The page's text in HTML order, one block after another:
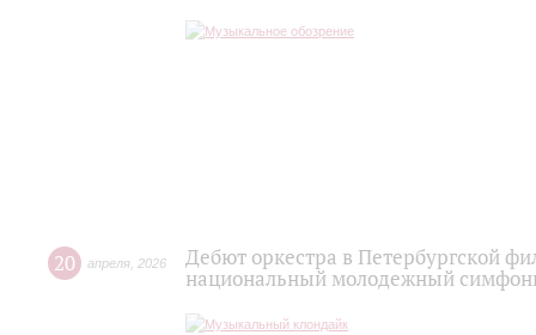
20 апреля 2026
Дебют оркестра в Петербургской
национальный молодежный